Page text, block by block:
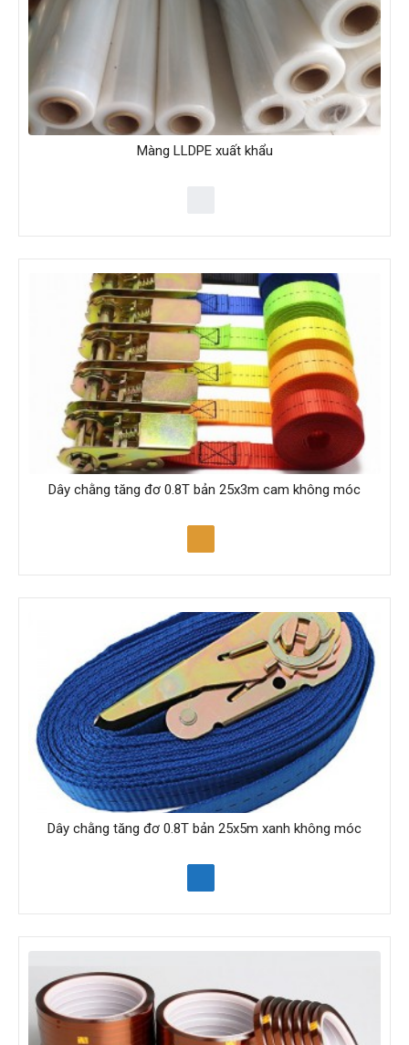
Màng LLDPE xuất khẩu
Dây chằng tăng đơ 0.8T bản 25x3m cam không móc
Dây chằng tăng đơ 0.8T bản 25x5m xanh không móc